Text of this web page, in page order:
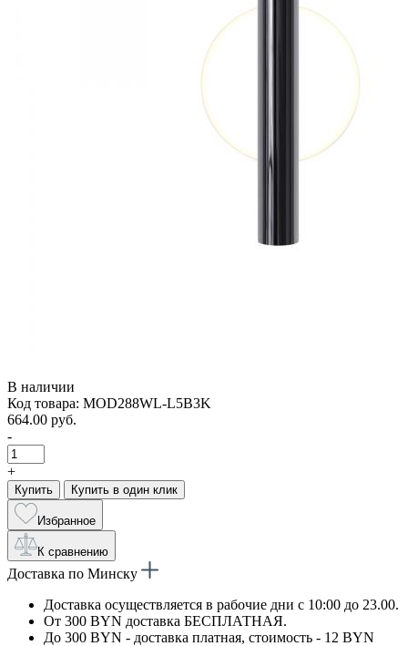
В наличии
Код товара: MOD288WL-L5B3K
664.00 руб.
-
+
Купить Купить в один клик
Избранное
К сравнению
Доставка по Минску
Доставка осуществляется в рабочие дни с 10:00 до 23.00.
От 300 BYN доставка БЕСПЛАТНАЯ.
До 300 BYN - доставка платная, стоимость - 12 BYN